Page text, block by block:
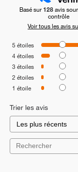
Basé sur 128avis
contrôle
Voir tous les avis
5 étoiles
4étoiles
3 étoiles
2 étoiles
1 étoile
Trier les avis